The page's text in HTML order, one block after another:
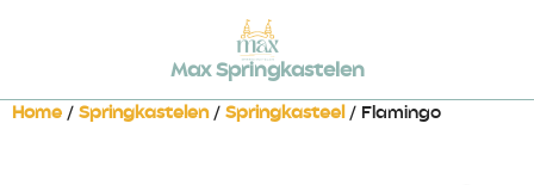
Max Springkastelen
Home / Springkastelen/ Springkasteel/ Flamingo